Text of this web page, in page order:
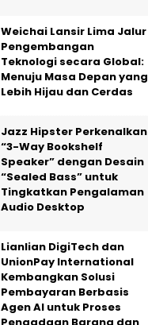
Weichai Lansir Lima Jalur
Pengembangan
Teknologi secara Global:
Menuju Masa Depan yang
Lebih Hijau dan Cerdas
Jazz Hipster Perkenalkan
“3-Way Bookshelf
Speaker” dengan Desain
“Sealed Bass” untuk
Tingkatkan Pengalaman
Audio Desktop
Lianlian DigiTech dan
UnionPay International
Kembangkan Solusi
Pembayaran Berbasis
Agen AI untuk Proses